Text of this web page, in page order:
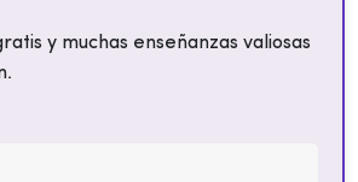
y muchas enseñanzas valiosas